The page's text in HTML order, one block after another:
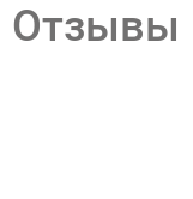
Отзывы